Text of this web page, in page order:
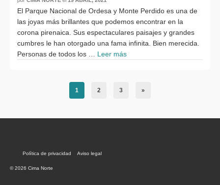
El Parque Nacional de Ordesa y Monte Perdido es una de
las joyas más brillantes que podemos encontrar en la
corona pirenaica. Sus espectaculares paisajes y grandes
cumbres le han otorgado una fama infinita. Bien merecida.
Personas de todos los … Leer más
1 2 3 »
Política de privacidad Aviso legal
© 2026 Cima Norte